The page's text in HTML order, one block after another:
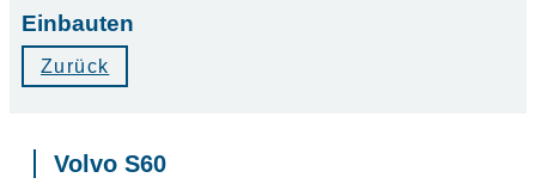
Einbauten
Zurück
Volvo S60